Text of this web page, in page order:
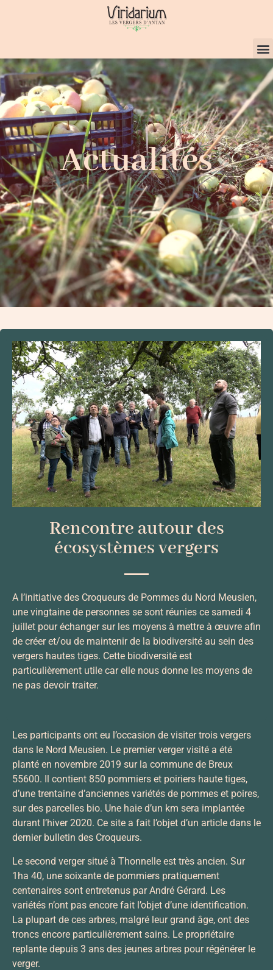
Actualités
Rencontre autour des
écosystèmes vergers
A l’initiative des Croqueurs de Pommes du Nord Meusien,
une vingtaine de personnes se sont réunies ce samedi 4
juillet pour échanger sur les moyens à mettre à œuvre afin
de créer et/ou de maintenir de la biodiversité au sein des
vergers hautes tiges. Cette biodiversité est
particulièrement utile car elle nous donne les moyens de
ne pas devoir traiter.
Les participants ont eu l’occasion de visiter trois vergers
dans le Nord Meusien. Le premier verger visité a été
planté en novembre 2019 sur la commune de Breux
55600. Il contient 850 pommiers et poiriers haute tiges,
d’une trentaine d’anciennes variétés de pommes et poires,
sur des parcelles bio. Une haie d’un km sera implantée
durant l’hiver 2020. Ce site a fait l’objet d’un article dans le
dernier bulletin des Croqueurs.
Le second verger situé à Thonnelle est très ancien. Sur
1ha 40, une soixante de pommiers pratiquement
centenaires sont entretenus par André Gérard. Les
variétés n’ont pas encore fait l’objet d’une identification.
La plupart de ces arbres, malgré leur grand âge, ont des
troncs encore particulièrement sains. Le propriétaire
replante depuis 3 ans des jeunes arbres pour régénérer le
verger.